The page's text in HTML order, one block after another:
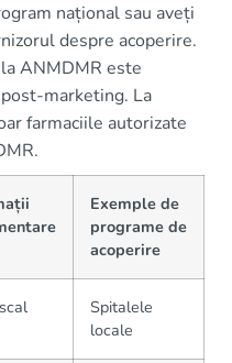
național sau aveți
despre acoperire.
ANMDMR este
marketing. La
farmaciile autorizate
Exemple de
programe de
acoperire
Spitalele
locale